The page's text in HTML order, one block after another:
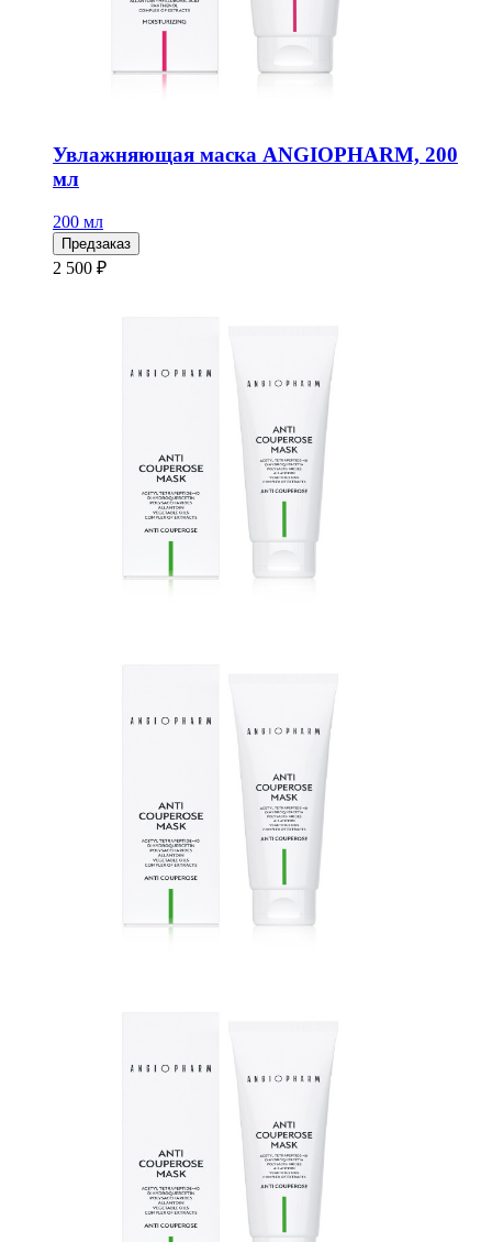
Увлажняющая маска ANGIOPHARM, 200
мл
200 мл
Предзаказ
2 500 ₽